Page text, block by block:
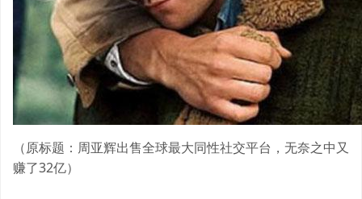
（原标题：周亚辉出售全球最大同性社交平台，无奈之中又
赚了32亿）